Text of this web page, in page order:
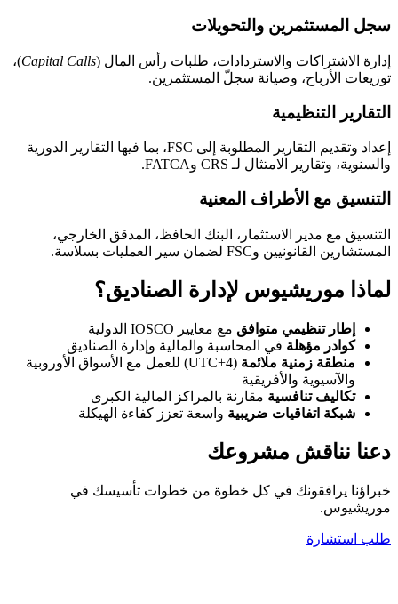
سجل المستثمرين والتحويلات
إدارة الاشتراكات والاستردادات، طلبات رأس المال (Capital Calls)،
توزيعات الأرباح، وصيانة سجلّ المستثمرين.
التقارير التنظيمية
إعداد وتقديم التقارير المطلوبة إلى FSC، بما فيها التقارير الدورية
والسنوية، وتقارير الامتثال لـ CRS وFATCA.
التنسيق مع الأطراف المعنية
التنسيق مع مدير الاستثمار، البنك الحافظ، المدقق الخارجي،
المستشارين القانونيين وFSC لضمان سير العمليات بسلاسة.
لماذا موريشيوس لإدارة الصناديق؟
إطار تنظيمي متوافق مع معايير IOSCO الدولية
كوادر مؤهلة في المحاسبة والمالية وإدارة الصناديق
منطقة زمنية ملائمة
(UTC+4) للعمل مع الأسواق الأوروبية
والآسيوية والأفريقية
تكاليف تنافسية مقارنة بالمراكز المالية الكبرى
شبكة اتفاقيات ضريبية واسعة تعزز كفاءة الهيكلة
دعنا نناقش مشروعك
خبراؤنا يرافقونك في كل خطوة من خطوات تأسيسك في
موريشيوس.
طلب استشارة